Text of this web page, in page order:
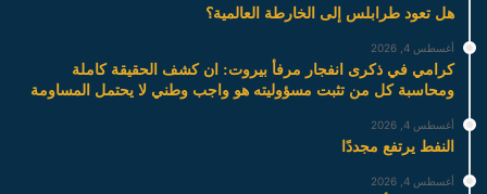
هل تعود طرابلس إلى الخارطة العالمية؟
أغسطس 4, 2026
كرامي في ذكرى انفجار مرفأ بيروت: ان كشف الحقيقة كاملة
ومحاسبة كل من تثبت مسؤوليته هو واجب وطني لا يحتمل المساومة
أغسطس 4, 2026
النفط يرتفع مجددًا
أغسطس 4, 2026